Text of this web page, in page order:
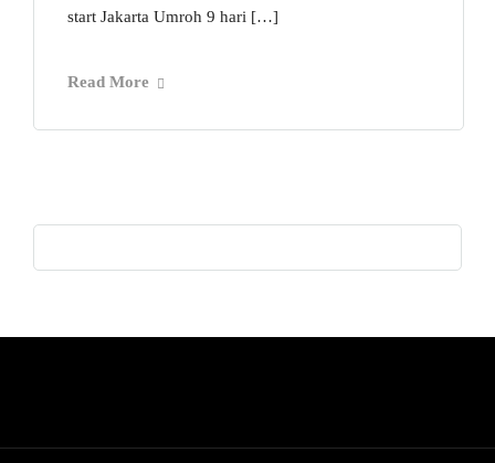
start Jakarta Umroh 9 hari […]
Read More